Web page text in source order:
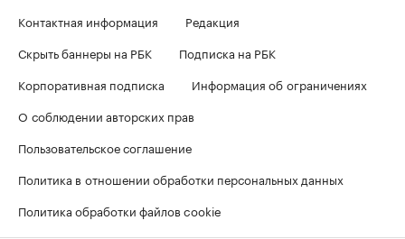
Контактная информация
Редакция
Скрыть баннеры на РБК
Подписка на РБК
Корпоративная подписка
Информация об ограничениях
О соблюдении авторских прав
Пользовательское соглашение
Политика в отношении обработки персональных данных
Политика обработки файлов cookie